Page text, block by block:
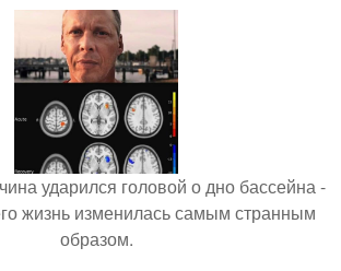
ударился головой о дно бассейна -
жизнь изменилась самым странным
образом.